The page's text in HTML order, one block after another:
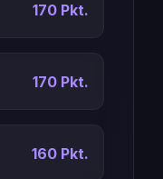
170 Pkt.
170 Pkt.
160 Pkt.